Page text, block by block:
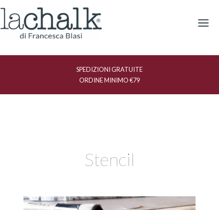
contenuto
SPEDIZIONI GRATUITE
ORDINE MINIMO €79
Stencil
Il